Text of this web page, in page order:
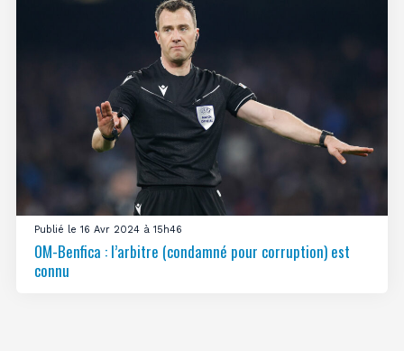
Publié le 16 Avr 2024 à 15h46
OM-Benfica : l’arbitre (condamné pour corruption) est
connu